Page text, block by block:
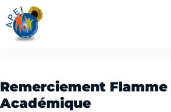
Remerciement Flamme
Académique